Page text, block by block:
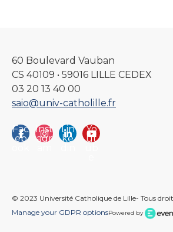
60 Boulevard Vauban
CS 40109 • 59016 LILLE CEDEX
03 20 13 40 00
saio@univ-catholille.fr
Fac
eb
Inst
agr
Lin
ke
Yo
ut
© 2023 Université Catholique de Lille- Tous
Manage your GDPR optionsPowered by